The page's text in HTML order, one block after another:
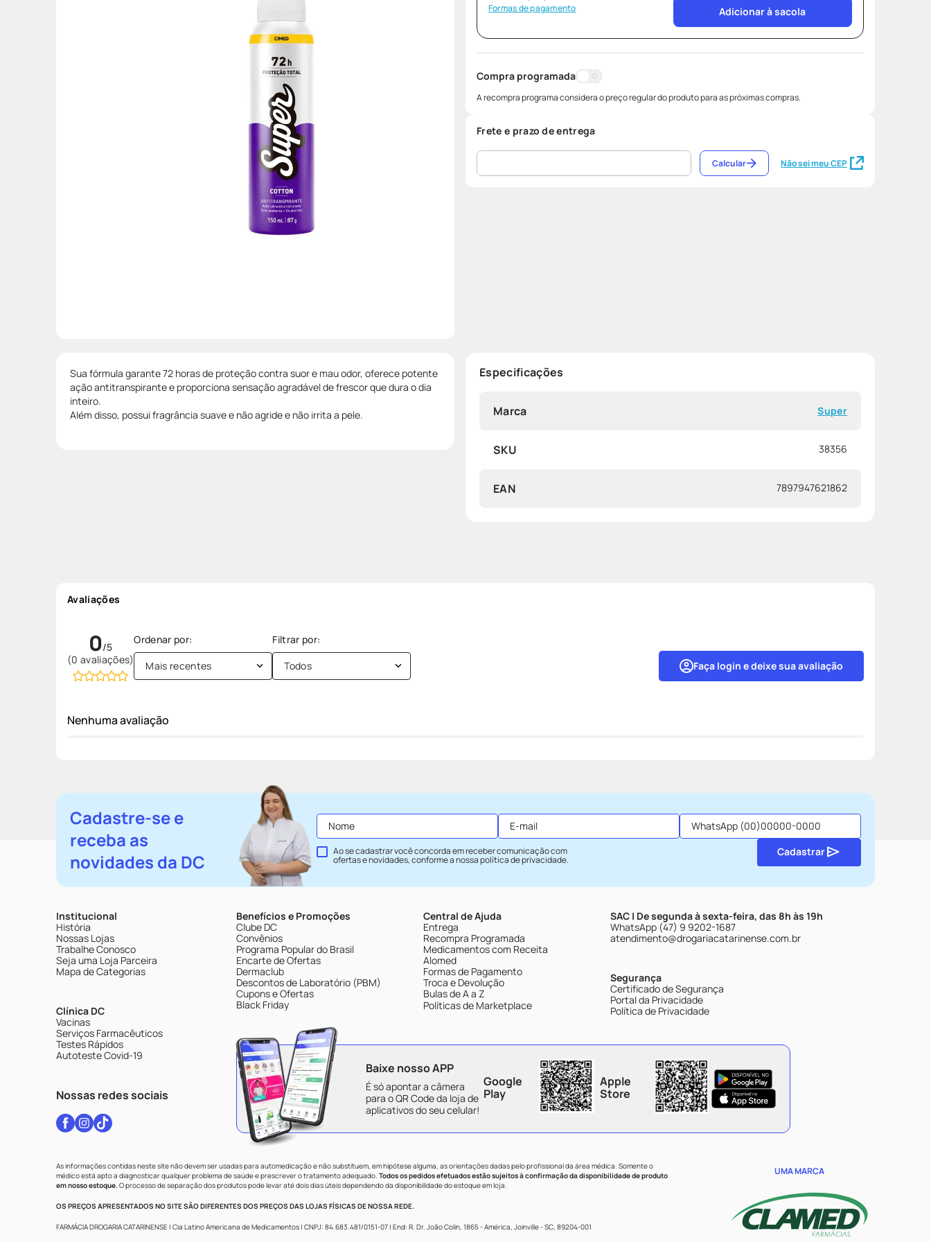
Formas de pagamento Adicionar à sacola
Compra programada
A recompra programa considera o preço regular do produto para as próximas compras.
Frete e prazo de entrega
Não sei meu CEP
Calcular
Sua fórmula garante 72 horas de proteção contra suor e mau odor, oferece potente
ação antitranspirante e proporciona sensação agradável de frescor que dura o dia
inteiro.
Além disso, possui fragrância suave e não agride e não irrita a pele.
Especificações
Marca Super
SKU 38356
EAN 7897947621862
Avaliações
0
(0 avaliações) Faça login e deixe sua avaliação
Mais recentes Todos
Nenhuma avaliação
Cadastre-se e
receba as
novidades da DC
Ao se cadastrar você concorda em receber comunicação com
ofertas e novidades, conforme a nossapolítica de privacidade.
Cadastrar
Institucional
História
Nossas Lojas
Trabalhe Conosco
Seja uma Loja Parceira
Mapa de Categorias
Clínica DC
Vacinas
Serviços Farmacêuticos
Testes Rápidos
Autoteste Covid-19
Nossas redes sociais
Benefícios e Promoções
Clube DC
Convênios
Programa Popular do Brasil
Encarte de Ofertas
Dermaclub
Descontos de Laboratório (PBM)
Cupons e Ofertas
Black Friday
Central de Ajuda
Entrega
Recompra Programada
Medicamentos com Receita
Alomed
Formas de Pagamento
Troca e Devolução
Bulas de A a Z
Políticas de Marketplace
SAC | De segunda à sexta-feira, das 8h às 19h
WhatsApp (47) 9 9202-1687
atendimento@drogariacatarinense.com.br
Segurança
Certificado de Segurança
Portal da Privacidade
Política de Privacidade
Baixe nosso APP
É só apontar a câmera
para o QR Code da loja de
aplicativos do seu celular!
Google
Play
Apple
Store
As informações contidas neste site não devem ser usadas para automedicação e não substituem, em hipótese alguma, as orientações dadas pelo profissional da área médica. Somente o
médico está apto a diagnosticar qualquer problema de saúde e prescrever o tratamento adequado. Todos os pedidos efetuados estão sujeitos à confirmação da disponibilidade de produto
em nosso estoque.O processo de separação dos produtos pode levar até dois dias úteis dependendo da disponibilidade do estoque em loja.
OS PREÇOS APRESENTADOS NO SITE SÃO DIFERENTES DOS PREÇOS DAS LOJAS FÍSICAS DE NOSSA REDE.
FARMÁCIA DROGARIA CATARINENSE | Cia Latino Americana de Medicamentos | CNPJ: 84.683.481/0151-07 | End: R. Dr. João Colin, 1865 - América, Joinville - SC, 89204-001
UMA MARCA